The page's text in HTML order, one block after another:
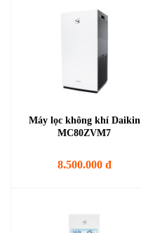
Máy lọc không khí Daikin
MC80ZVM7
8.500.000 đ